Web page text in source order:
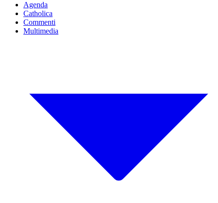
Agenda
Catholica
Commenti
Multimedia